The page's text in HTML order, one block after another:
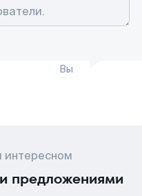
Вы
интересном
предложениями